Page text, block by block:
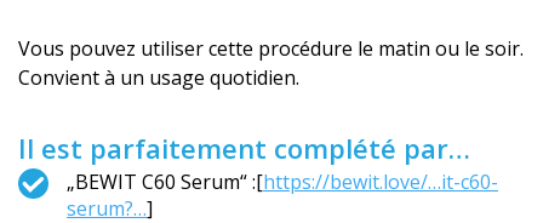
Vous pouvez utiliser cette procédure le matin ou le soir.
Convient à un usage quotidien.
Il est parfaitement complété par…
„BEWIT C60 Serum“ :[https://bewit.love/…it-c60-
serum?…]